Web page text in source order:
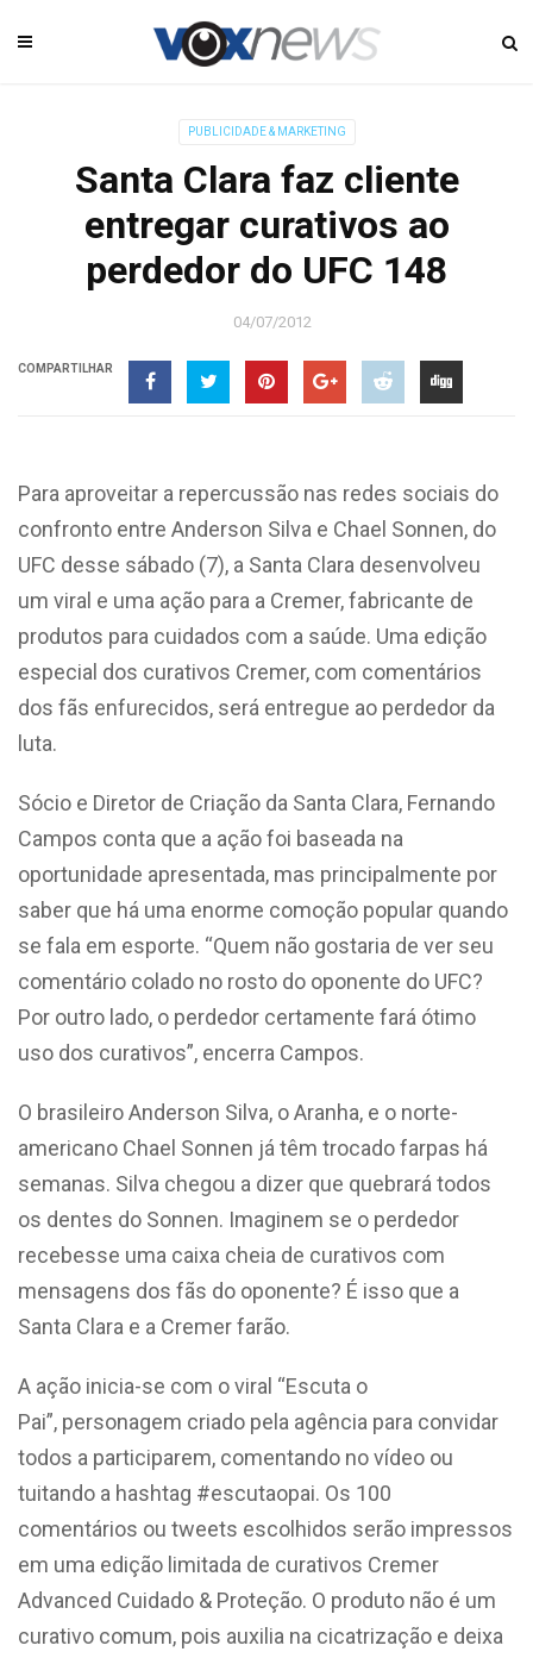
PUBLICIDADE & MARKETING
Santa Clara faz cliente
entregar curativos ao
perdedor do UFC 148
04/07/2012
COMPARTILHAR
Para aproveitar a repercussão nas redes sociais do
confronto entre Anderson Silva e Chael Sonnen, do
UFC desse sábado (7), a Santa Clara desenvolveu
um viral e uma ação para a Cremer, fabricante de
produtos para cuidados com a saúde. Uma edição
especial dos curativos Cremer, com comentários
dos fãs enfurecidos, será entregue ao perdedor da
luta.
Sócio e Diretor de Criação da Santa Clara, Fernando
Campos conta que a ação foi baseada na
oportunidade apresentada, mas principalmente por
saber que há uma enorme comoção popular quando
se fala em esporte. “Quem não gostaria de ver seu
comentário colado no rosto do oponente do UFC?
Por outro lado, o perdedor certamente fará ótimo
uso dos curativos”, encerra Campos.
O brasileiro Anderson Silva, o Aranha, e o norte-
americano Chael Sonnen já têm trocado farpas há
semanas. Silva chegou a dizer que quebrará todos
os dentes do Sonnen. Imaginem se o perdedor
recebesse uma caixa cheia de curativos com
mensagens dos fãs do oponente? É isso que a
Santa Clara e a Cremer farão.
A ação inicia-se com o viral “Escuta o
Pai”, personagem criado pela agência para convidar
todos a participarem, comentando no vídeo ou
tuitando a hashtag #escutaopai. Os 100
comentários ou tweets escolhidos serão impressos
em uma edição limitada de curativos Cremer
Advanced Cuidado & Proteção. O produto não é um
curativo comum, pois auxilia na cicatrização e deixa